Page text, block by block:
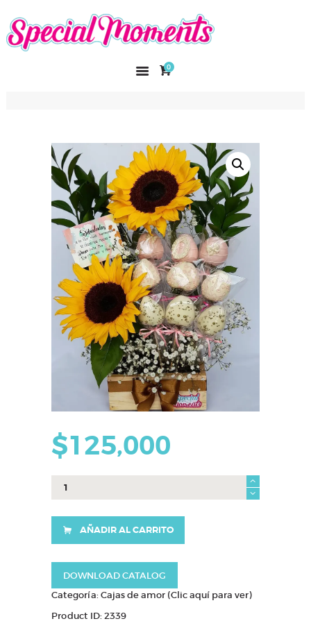
0
SPECIAL MOMENTS
El amor hecho arte
CURSOS
CONTACTO
$125,000
Arreglo
AÑADIR AL CARRITO
DOWNLOAD CATALOG
Categoría:Cajas de amor (Clic aquí para ver)
Product ID:2339